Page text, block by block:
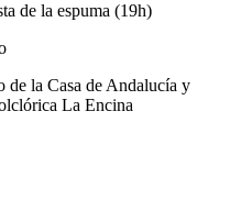
de la espuma (19h)
de la Casa de Andalucía y
La Encina